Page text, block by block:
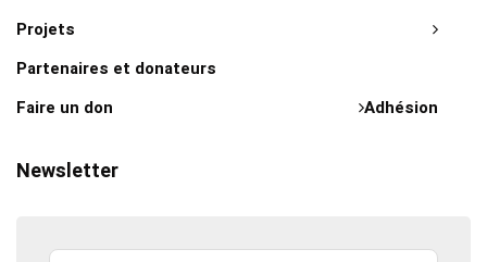
Projets
Partenaires et donateurs
Adhésion
Faire un don
Newsletter